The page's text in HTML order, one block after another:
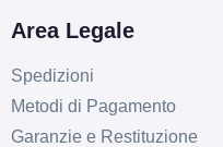
Area Legale
Spedizioni
Metodi di Pagamento
Garanzie e Restituzione